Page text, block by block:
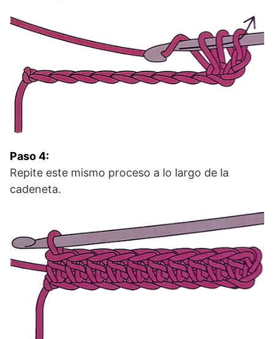
Paso 4:
Repite este mismo proceso a lo largo de la
cadeneta.